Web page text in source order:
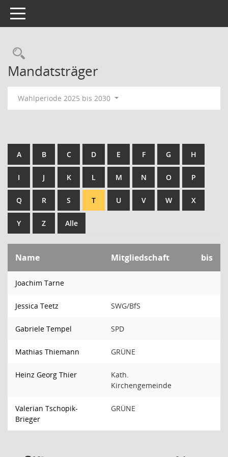
Toggle navigation
Rechercheauswahl
Mandatsträger
Wahlperiode 2025 bis 2030
A B C D E F G H
I J K L M N O P
Q R S T U V W X
Y Z Alle
Name Mitgliedschaft bis
Joachim Tarne
Jessica Teetz SWG/BfS
Gabriele Tempel SPD
Mathias Thiemann GRÜNE
Heinz Georg Thier
Kath.
Kirchengemeinde
Valerian Tschopik-
Brieger
GRÜNE